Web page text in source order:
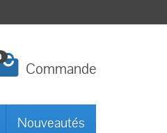
Commande
Nouveautés